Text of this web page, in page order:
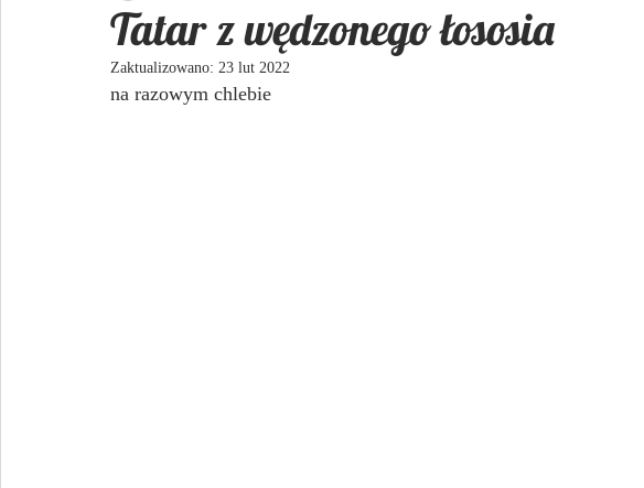
Tatar z wędzonego łososia
Zaktualizowano: 23 lut 2022
na razowym chlebie